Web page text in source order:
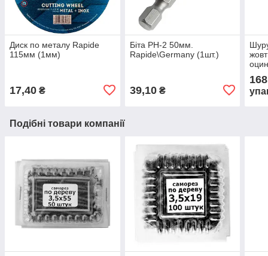
Диск по металу Rapide
115мм (1мм)
17,40 ₴
Біта РН-2 50мм.
Rapide\Germany (1шт.)
39,10₴
Подібні товари компанії